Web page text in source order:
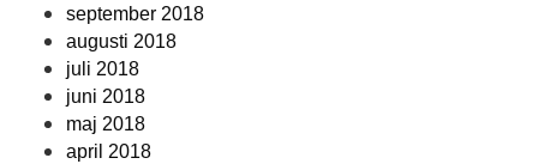
september 2018
augusti 2018
juli 2018
juni 2018
maj 2018
april 2018